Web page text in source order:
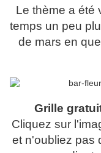
Le thème a été
temps un peu
de mars en
Grille
Cliquez sur
et n'oubliez pas